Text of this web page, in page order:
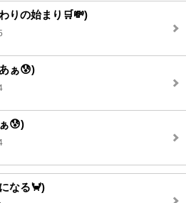
りの始まり🛒💸)
ぁ😰)
😰)
なる🦀)